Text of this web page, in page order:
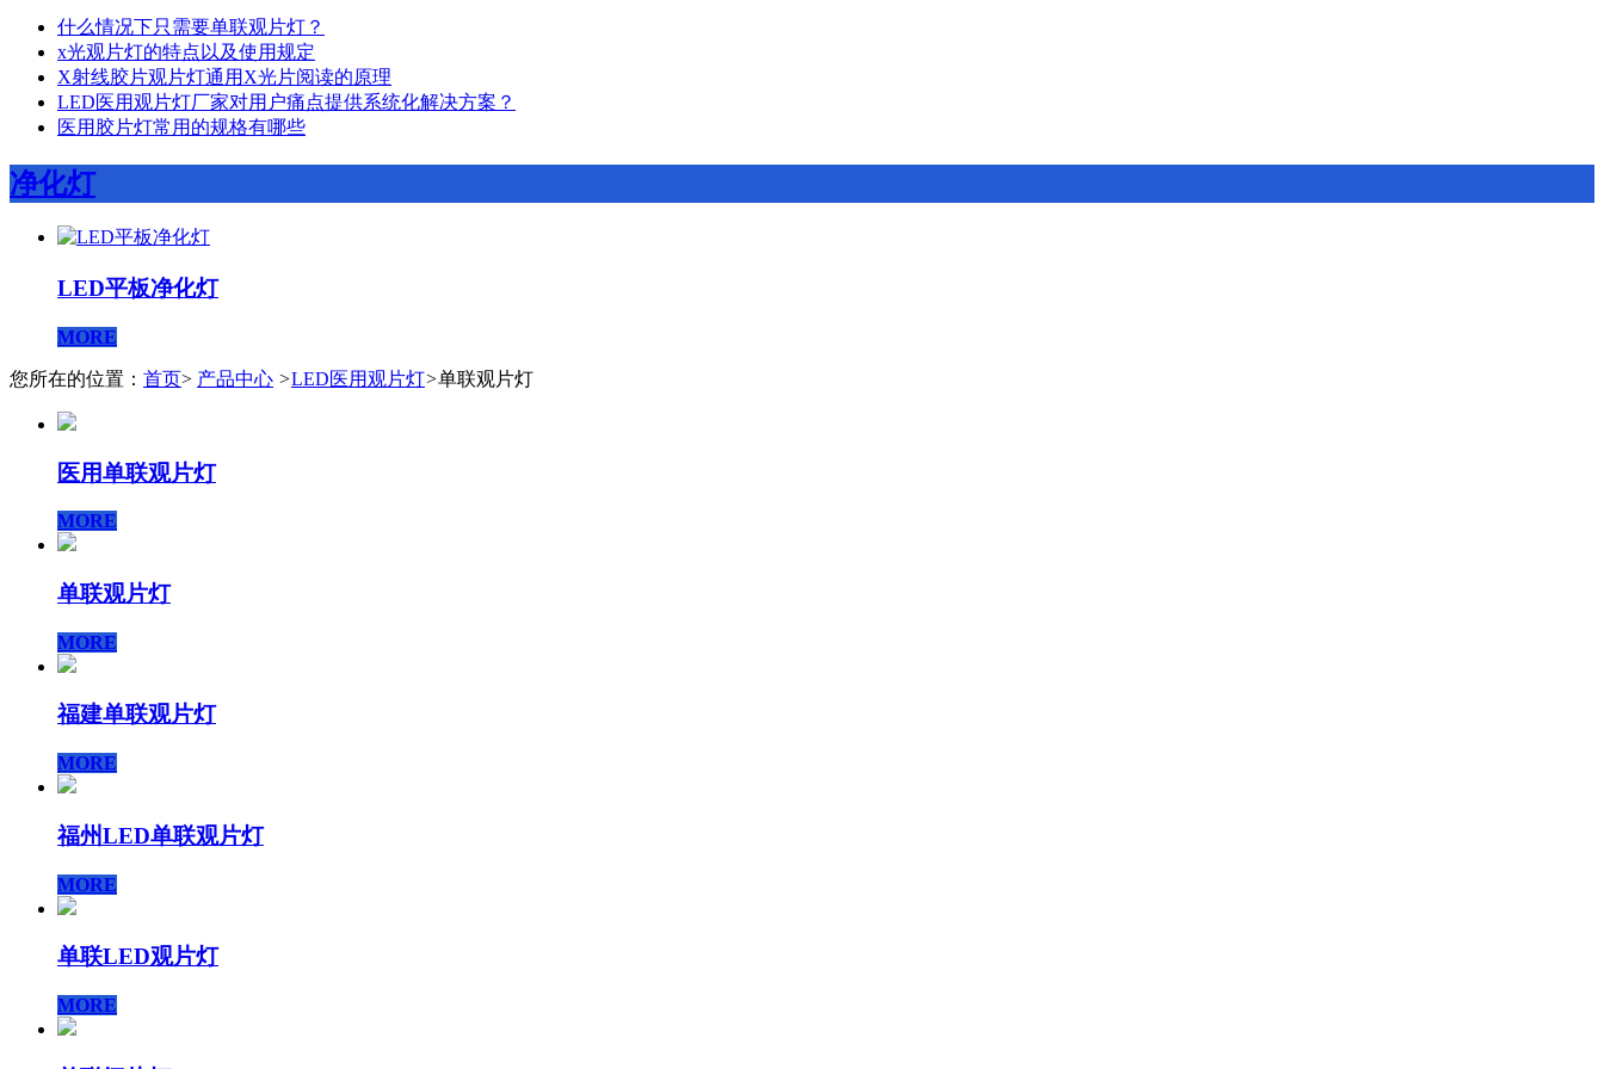
什么情况下只需要单联观片灯？
x光观片灯的特点以及使用规定
X射线胶片观片灯通用X光片阅读的原理
LED医用观片灯厂家对用户痛点提供系统化解决方案？
医用胶片灯常用的规格有哪些
净化灯
LED平板净化灯
MORE
您所在的位置： 首页> 产品中心 >LED医用观片灯>单联观片灯
医用单联观片灯
MORE
单联观片灯
MORE
福建单联观片灯
MORE
福州LED单联观片灯
MORE
单联LED观片灯
MORE